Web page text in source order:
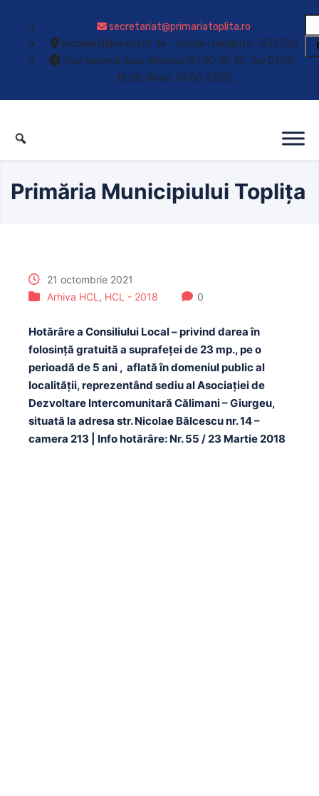
secretariat@primariatoplita.ro
Nicolae Bălcescu nr. 14 • Toplița • Harghita • 535700
Orar casierie: Luni-Miercuri: 07.00-15.30; Joi: 07.00-
18.00; Vineri: 07.00-13.00
Primăria Municipiului Toplița
21 octombrie 2021
Arhiva HCL , HCL - 2018 0
Hotărâre a Consiliului Local – privind darea în
folosinţă gratuită a suprafeţei de 23 mp., pe o
perioadă de 5 ani , aflată în domeniul public al
localităţii, reprezentând sediu al Asociaţiei de
Dezvoltare Intercomunitară Călimani – Giurgeu,
situată la adresa str. Nicolae Bălcescu nr. 14 –
camera 213 | Info hotărâre: Nr. 55 / 23 Martie 2018